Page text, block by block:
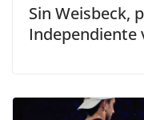
Sin Weisbeck,
Independiente